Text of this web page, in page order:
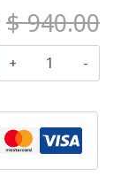
$940.00
كمية
دورة
المدقق
المعتمد
CIA